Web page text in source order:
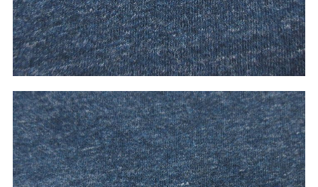
週刊ラッシュアウト新聞
古着コラム
Youtube 古着屋Rush Out チャンネル
スタッフコーディネート